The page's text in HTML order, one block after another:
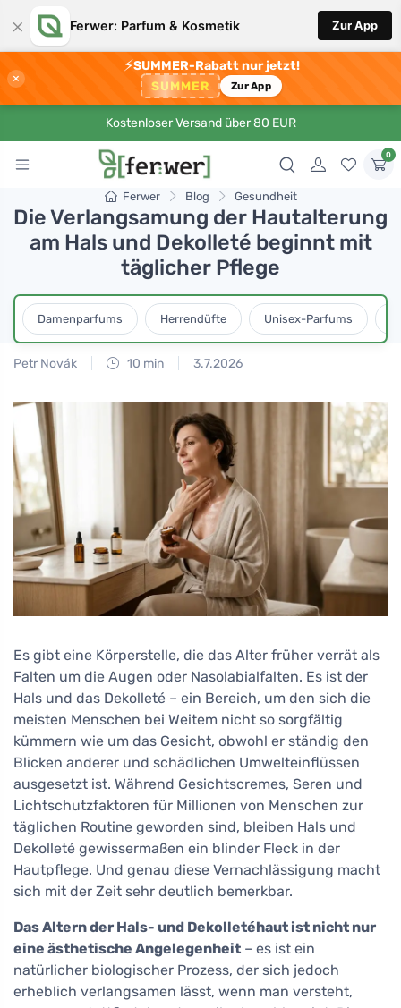
× Ferwer: Parfum & Kosmetik Zur App
×
⚡SUMMER-Rabatt nur jetzt!
SUMMER Zur App
Kostenloser Versand über 80 EUR
0
Ferwer Blog Gesundheit
Die Verlangsamung der Hautalterung
am Hals und Dekolleté beginnt mit
täglicher Pflege
Damenparfums Herrendüfte Unisex-Parfums
Petr Novák 10 min 3.7.2026
Es gibt eine Körperstelle, die das Alter früher verrät als
Falten um die Augen oder Nasolabialfalten. Es ist der
Hals und das Dekolleté – ein Bereich, um den sich die
meisten Menschen bei Weitem nicht so sorgfältig
kümmern wie um das Gesicht, obwohl er ständig den
Blicken anderer und schädlichen Umwelteinflüssen
ausgesetzt ist. Während Gesichtscremes, Seren und
Lichtschutzfaktoren für Millionen von Menschen zur
täglichen Routine geworden sind, bleiben Hals und
Dekolleté gewissermaßen ein blinder Fleck in der
Hautpflege. Und genau diese Vernachlässigung macht
sich mit der Zeit sehr deutlich bemerkbar.
Das Altern der Hals- und Dekolletéhaut ist nicht nur
eine ästhetische Angelegenheit – es ist ein
natürlicher biologischer Prozess, der sich jedoch
erheblich verlangsamen lässt, wenn man versteht,